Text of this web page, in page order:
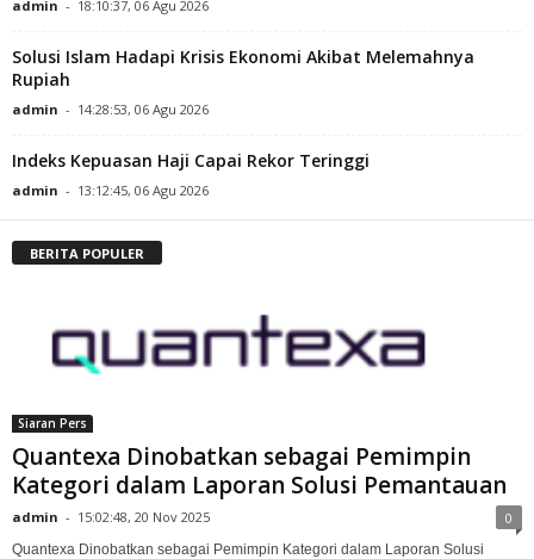
admin - 18:10:37, 06 Agu 2026
Solusi Islam Hadapi Krisis Ekonomi Akibat Melemahnya
Rupiah
admin - 14:28:53, 06 Agu 2026
Indeks Kepuasan Haji Capai Rekor Teringgi
admin - 13:12:45, 06 Agu 2026
BERITA POPULER
Siaran Pers
Quantexa Dinobatkan sebagai Pemimpin
Kategori dalam Laporan Solusi Pemantauan
admin - 15:02:48, 20 Nov 2025 0
Quantexa Dinobatkan sebagai Pemimpin Kategori dalam Laporan Solusi